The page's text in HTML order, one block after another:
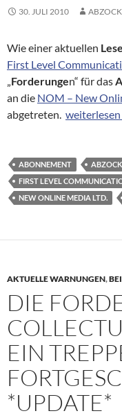
30. JULI 2010
Wie einer aktuellen
First Level
„Forderungen“ für das
an die NOM – New
abgetreten. First Level
weiterlesen
ABONNEMENT
FIRST LEVEL
NEW ONLINE MEDIA LTD.
AKTUELLE WARNUNGEN,
DIE
EIN
*UPDATE*